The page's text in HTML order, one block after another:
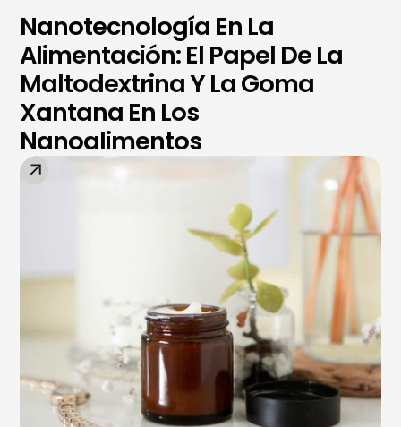
Nanotecnología En La
Alimentación: El Papel De La
Maltodextrina Y La Goma
Xantana En Los
Nanoalimentos